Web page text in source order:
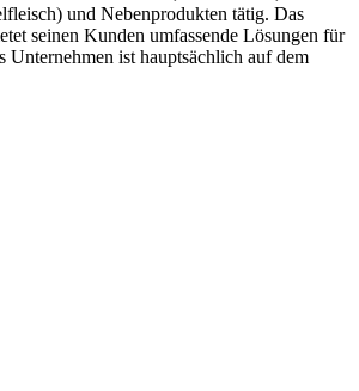
und Nebenprodukten tätig. Das
seinen Kunden umfassende Lösungen für
Unternehmen ist hauptsächlich auf dem